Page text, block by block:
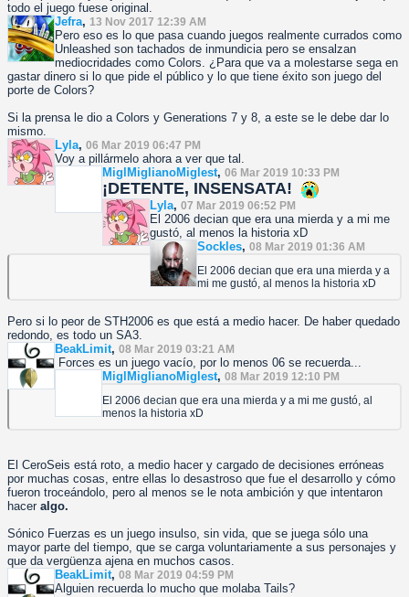
todo el juego fuese original.
Jefra, 13 Nov 2017 12:39 AM
Pero eso es lo que pasa cuando juegos realmente currados como
Unleashed son tachados de inmundicia pero se ensalzan
mediocridades como Colors. ¿Para que va a molestarse sega en
gastar dinero si lo que pide el público y lo que tiene éxito son juego del
porte de Colors?
Si la prensa le dio a Colors y Generations 7 y 8, a este se le debe dar lo
mismo.
Lyla, 06 Mar 2019 06:47 PM
Voy a pillármelo ahora a ver que tal.
MiglMiglianoMiglest, 06 Mar 2019 10:33 PM
¡DETENTE, INSENSATA!
Lyla, 07 Mar 2019 06:52 PM
El 2006 decian que era una mierda y a mi me
gustó, al menos la historia xD
Sockles, 08 Mar 2019 01:36 AM
El 2006 decian que era una mierda y a
mi me gustó, al menos la historia xD
Pero si lo peor de STH2006 es que está a medio hacer. De haber quedado
redondo, es todo un SA3.
BeakLimit, 08 Mar 2019 03:21 AM
Forces es un juego vacío, por lo menos 06 se recuerda...
MiglMiglianoMiglest, 08 Mar 2019 12:10 PM
El 2006 decian que era una mierda y a mi me gustó, al
menos la historia xD
El CeroSeis está roto, a medio hacer y cargado de decisiones erróneas
por muchas cosas, entre ellas lo desastroso que fue el desarrollo y cómo
fueron troceándolo, pero al menos se le nota ambición y que intentaron
hacer algo.
Sónico Fuerzas es un juego insulso, sin vida, que se juega sólo una
mayor parte del tiempo, que se carga voluntariamente a sus personajes y
que da vergüenza ajena en muchos casos.
BeakLimit, 08 Mar 2019 04:59 PM
Alguien recuerda lo mucho que molaba Tails?